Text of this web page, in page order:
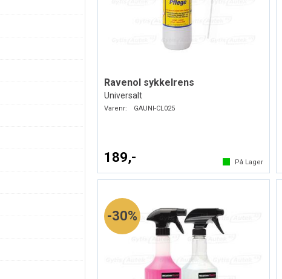
Ravenol sykkelrens
Universalt
Varenr: GAUNI-CL025
189,- På Lager
30%